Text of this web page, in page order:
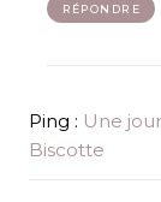
RÉPONDRE
Ping : Une
Biscotte